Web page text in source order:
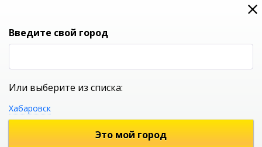
0
УНИВЕРСАЛЬНЫЙ ИНТЕРНЕТ МАГАЗИН
Введите свой город
Или выберите из списка:
Хабаровск
Это мой город